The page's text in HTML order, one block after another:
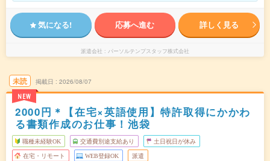
気になる! 応募へ進む 詳しく見る
派遣会社 パーソルテンプスタッフ株式会社
未読
NEW
掲載日 2026/08/07
2000円＊【在宅×英語使用】特許取得にかかわ
る書類作成のお仕事！池袋
職種未経験OK 交通費別途支給あり 土日祝日が休み
在宅・リモート WEB登録OK 派遣